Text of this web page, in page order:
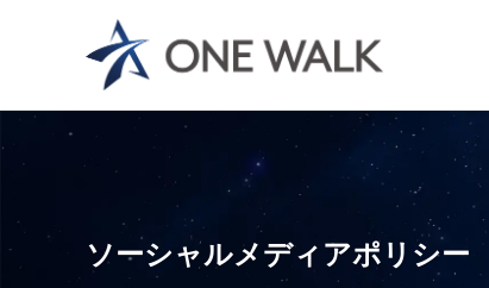
ソーシャルメディアポリシー